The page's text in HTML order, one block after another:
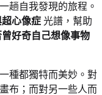
趟自我發現的旅程。
心像症 光譜，幫助
好奇自己想像事物
種都獨特而美妙。對
布；而對另一些人而